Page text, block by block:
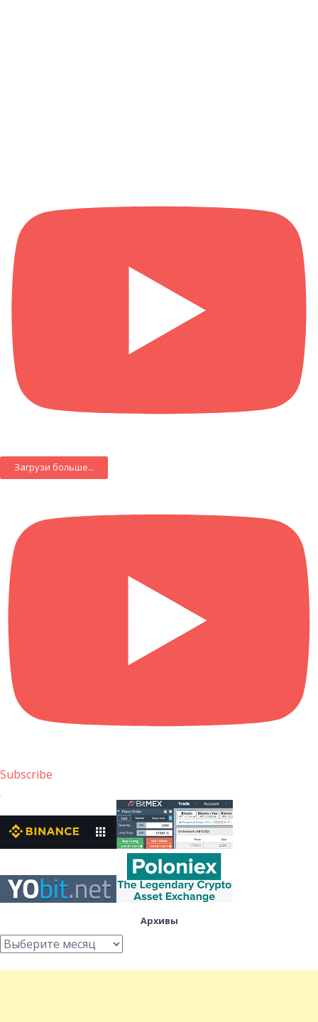
Загрузи больше...
Subscribe
Архивы
Архивы